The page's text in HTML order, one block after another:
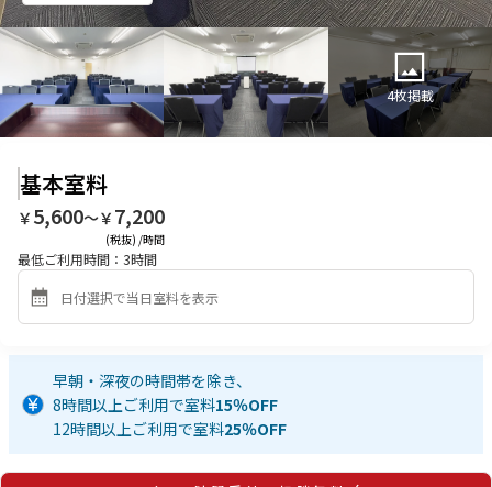
4枚掲載
基本室料
￥ 5,600〜￥ 7,200
(税抜) /時間
最低ご利用時間： 3時間
早朝・深夜の時間帯を除き、
8時間以上ご利用で室料15％OFF
12時間以上ご利用で室料25％OFF